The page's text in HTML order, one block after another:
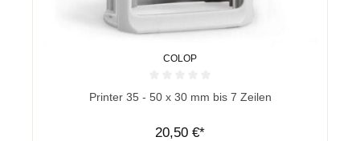
COLOP
Durchschnittliche Bewertung von 0 von 5 Sternen
Printer 35 - 50 x 30 mm bis 7 Zeilen
20,50 €*